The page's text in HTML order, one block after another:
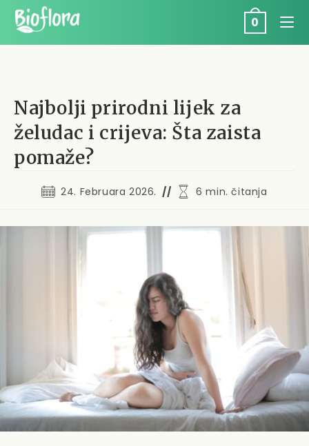
content
0
Najbolji prirodni lijek za
želudac i crijeva: Šta zaista
pomaže?
Post published:
24. Februara 2026. Reading time:6 min. čitanja